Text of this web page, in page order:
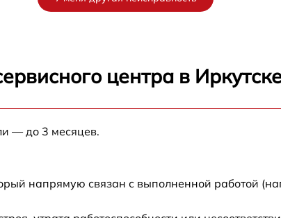
от 60 мин
центра в
— до 3 месяцев.
напрямую связан с выполненной работой